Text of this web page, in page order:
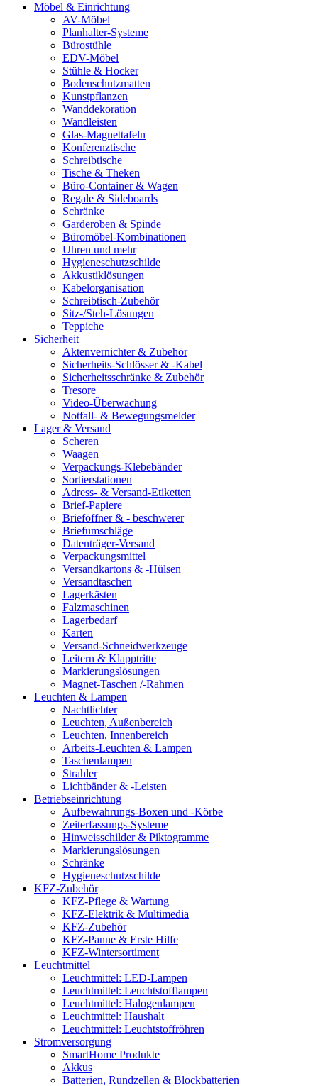
Möbel & Einrichtung
AV-Möbel
Planhalter-Systeme
Bürostühle
EDV-Möbel
Stühle & Hocker
Bodenschutzmatten
Kunstpflanzen
Wanddekoration
Wandleisten
Glas-Magnettafeln
Konferenztische
Schreibtische
Tische & Theken
Büro-Container & Wagen
Regale & Sideboards
Schränke
Garderoben & Spinde
Büromöbel-Kombinationen
Uhren und mehr
Hygieneschutzschilde
Akkustiklösungen
Kabelorganisation
Schreibtisch-Zubehör
Sitz-/Steh-Lösungen
Teppiche
Sicherheit
Aktenvernichter & Zubehör
Sicherheits-Schlösser & -Kabel
Sicherheitsschränke & Zubehör
Tresore
Video-Überwachung
Notfall- & Bewegungsmelder
Lager & Versand
Scheren
Waagen
Verpackungs-Klebebänder
Sortierstationen
Adress- & Versand-Etiketten
Brief-Papiere
Brieföffner & - beschwerer
Briefumschläge
Datenträger-Versand
Verpackungsmittel
Versandkartons & -Hülsen
Versandtaschen
Lagerkästen
Falzmaschinen
Lagerbedarf
Karten
Versand-Schneidwerkzeuge
Leitern & Klapptritte
Markierungslösungen
Magnet-Taschen /-Rahmen
Leuchten & Lampen
Nachtlichter
Leuchten, Außenbereich
Leuchten, Innenbereich
Arbeits-Leuchten & Lampen
Taschenlampen
Strahler
Lichtbänder & -Leisten
Betriebseinrichtung
Aufbewahrungs-Boxen und -Körbe
Zeiterfassungs-Systeme
Hinweisschilder & Piktogramme
Markierungslösungen
Schränke
Hygieneschutzschilde
KFZ-Zubehör
KFZ-Pflege & Wartung
KFZ-Elektrik & Multimedia
KFZ-Zubehör
KFZ-Panne & Erste Hilfe
KFZ-Wintersortiment
Leuchtmittel
Leuchtmittel: LED-Lampen
Leuchtmittel: Leuchtstofflampen
Leuchtmittel: Halogenlampen
Leuchtmittel: Haushalt
Leuchtmittel: Leuchtstoffröhren
Stromversorgung
SmartHome Produkte
Akkus
Batterien, Rundzellen & Blockbatterien